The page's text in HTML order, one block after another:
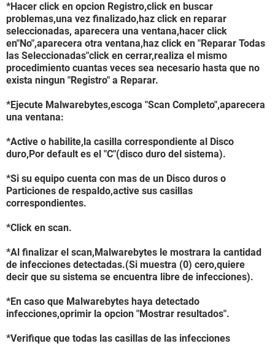
*Hacer click en opcion Registro,click en buscar
problemas,una vez finalizado,haz click en reparar
seleccionadas, aparecera una ventana,hacer click
en"No",aparecera otra ventana,haz click en "Reparar Todas
las Seleccionadas"click en cerrar,realiza el mismo
procedimiento cuantas veces sea necesario hasta que no
exista ningun "Registro" a Reparar.
*Ejecute Malwarebytes,escoga "Scan Completo",aparecera
una ventana:
*Active o habilite,la casilla correspondiente al Disco
duro,Por default es el "C"(disco duro del sistema).
*Si su equipo cuenta con mas de un Disco duros o
Particiones de respaldo,active sus casillas
correspondientes.
*Click en scan.
*Al finalizar el scan,Malwarebytes le mostrara la cantidad
de infecciones detectadas.(Si muestra (0) cero,quiere
decir que su sistema se encuentra libre de infecciones).
*En caso que Malwarebytes haya detectado
infecciones,oprimir la opcion "Mostrar resultados".
*Verifique que todas las casillas de las infecciones